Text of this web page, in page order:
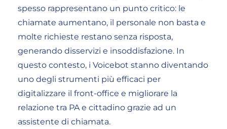
spesso rappresentano un punto critico: le
chiamate aumentano, il personale non basta e
molte richieste restano senza risposta,
generando disservizi e insoddisfazione. In
questo contesto, i Voicebot stanno diventando
uno degli strumenti più efficaci per
digitalizzare il front-office e migliorare la
relazione tra PA e cittadino grazie ad un
assistente di chiamata.